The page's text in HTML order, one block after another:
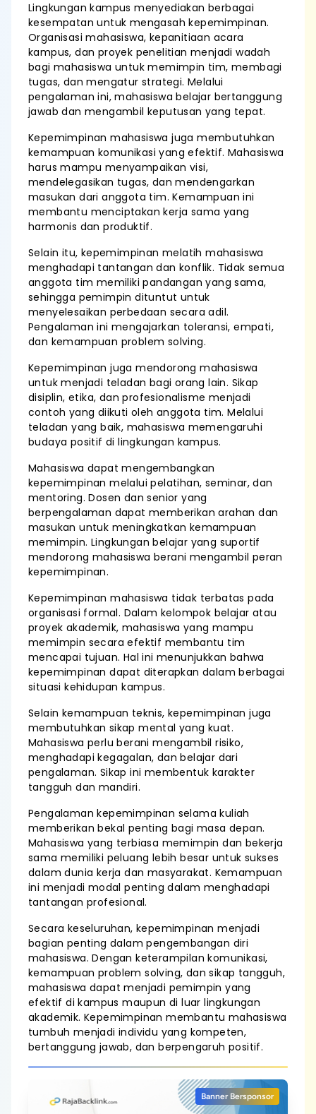
Lingkungan kampus menyediakan berbagai
kesempatan untuk mengasah kepemimpinan.
Organisasi mahasiswa, kepanitiaan acara
kampus, dan proyek penelitian menjadi wadah
bagi mahasiswa untuk memimpin tim, membagi
tugas, dan mengatur strategi. Melalui
pengalaman ini, mahasiswa belajar bertanggung
jawab dan mengambil keputusan yang tepat.
Kepemimpinan mahasiswa juga membutuhkan
kemampuan komunikasi yang efektif. Mahasiswa
harus mampu menyampaikan visi,
mendelegasikan tugas, dan mendengarkan
masukan dari anggota tim. Kemampuan ini
membantu menciptakan kerja sama yang
harmonis dan produktif.
Selain itu, kepemimpinan melatih mahasiswa
menghadapi tantangan dan konflik. Tidak semua
anggota tim memiliki pandangan yang sama,
sehingga pemimpin dituntut untuk
menyelesaikan perbedaan secara adil.
Pengalaman ini mengajarkan toleransi, empati,
dan kemampuan problem solving.
Kepemimpinan juga mendorong mahasiswa
untuk menjadi teladan bagi orang lain. Sikap
disiplin, etika, dan profesionalisme menjadi
contoh yang diikuti oleh anggota tim. Melalui
teladan yang baik, mahasiswa memengaruhi
budaya positif di lingkungan kampus.
Mahasiswa dapat mengembangkan
kepemimpinan melalui pelatihan, seminar, dan
mentoring. Dosen dan senior yang
berpengalaman dapat memberikan arahan dan
masukan untuk meningkatkan kemampuan
memimpin. Lingkungan belajar yang suportif
mendorong mahasiswa berani mengambil peran
kepemimpinan.
Kepemimpinan mahasiswa tidak terbatas pada
organisasi formal. Dalam kelompok belajar atau
proyek akademik, mahasiswa yang mampu
memimpin secara efektif membantu tim
mencapai tujuan. Hal ini menunjukkan bahwa
kepemimpinan dapat diterapkan dalam berbagai
situasi kehidupan kampus.
Selain kemampuan teknis, kepemimpinan juga
membutuhkan sikap mental yang kuat.
Mahasiswa perlu berani mengambil risiko,
menghadapi kegagalan, dan belajar dari
pengalaman. Sikap ini membentuk karakter
tangguh dan mandiri.
Pengalaman kepemimpinan selama kuliah
memberikan bekal penting bagi masa depan.
Mahasiswa yang terbiasa memimpin dan bekerja
sama memiliki peluang lebih besar untuk sukses
dalam dunia kerja dan masyarakat. Kemampuan
ini menjadi modal penting dalam menghadapi
tantangan profesional.
Secara keseluruhan, kepemimpinan menjadi
bagian penting dalam pengembangan diri
mahasiswa. Dengan keterampilan komunikasi,
kemampuan problem solving, dan sikap tangguh,
mahasiswa dapat menjadi pemimpin yang
efektif di kampus maupun di luar lingkungan
akademik. Kepemimpinan membantu mahasiswa
tumbuh menjadi individu yang kompeten,
bertanggung jawab, dan berpengaruh positif.
Banner Bersponsor